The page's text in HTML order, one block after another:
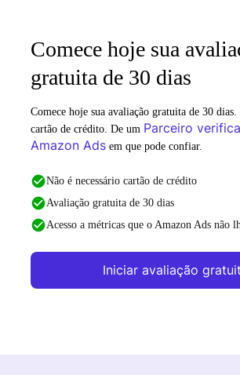
Comece hoje sua
gratuita de 30 dias
Comece hoje sua avaliação gratuita de 30 dias.
cartão de crédito. De um Parceiro
Amazon Ads em que pode confiar.
Não é necessário cartão de crédito
Avaliação gratuita de 30 dias
Acesso a métricas que o Amazon Ads não
Iniciar avaliação